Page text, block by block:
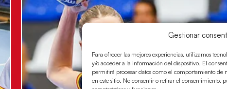
Gestionar
Para ofrecer las mejores experiencias, utilizamos
y/o acceder a la información del dispositivo. El
permitirá procesar datos como el comportamiento de
en este sitio. No consentir o retirar el consentimiento,